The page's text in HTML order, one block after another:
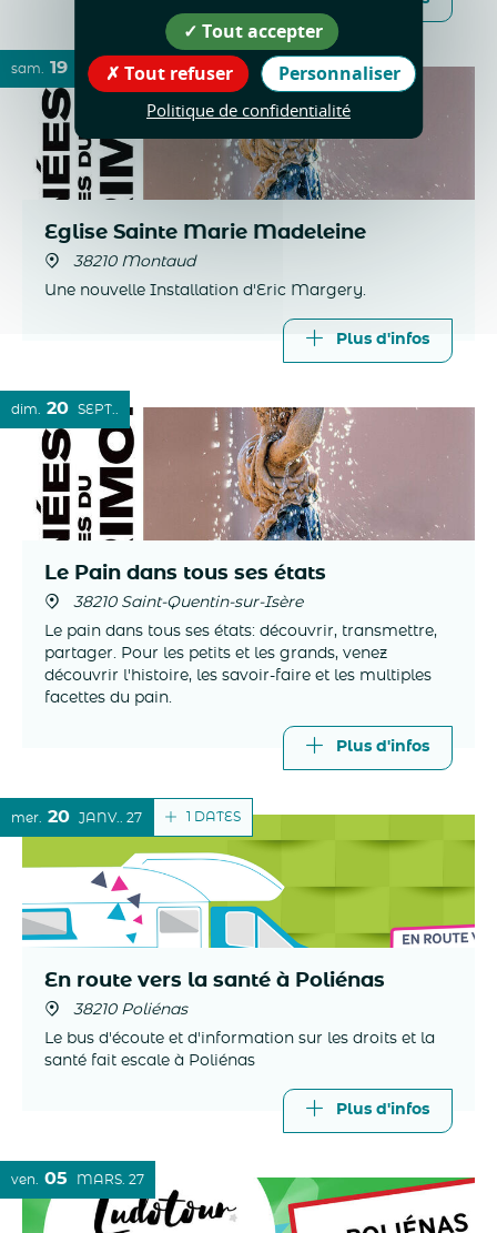
sam. 19 SEPT. dim. 20 SEPT.
Eglise Sainte Marie Madeleine
38210 Montaud
Une nouvelle Installation d'Eric Margery.
Plus d'infos
dim. 20 SEPT.
Le Pain dans tous ses états
38210 Saint-Quentin-sur-Isère
Le pain dans tous ses états: découvrir, transmettre,
partager. Pour les petits et les grands, venez
découvrir l'histoire, les savoir-faire et les multiples
facettes du pain.
Plus d'infos
1 DATES
mer. 20 JANV. 27
En route vers la santé à Poliénas
38210 Poliénas
Le bus d'écoute et d'information sur les droits et la
santé fait escale à Poliénas
Plus d'infos
ven. 05 MARS 27
Tout accepter
Tout refuser
Personnaliser
Politique de confidentialité